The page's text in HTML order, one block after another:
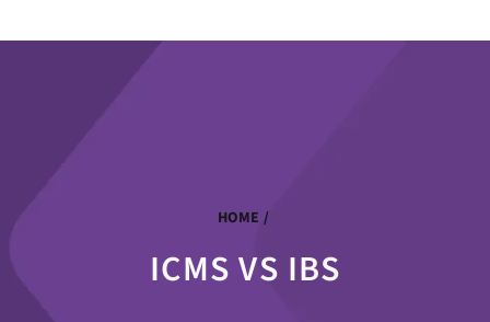
HOME /
ICMS VS IBS